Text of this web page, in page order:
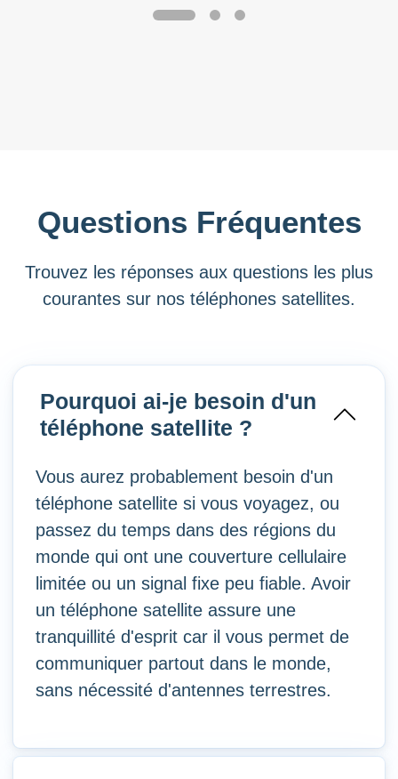
Questions Fréquentes
Trouvez les réponses aux questions les plus
courantes sur nos téléphones satellites.
Pourquoi ai-je besoin d'un
téléphone satellite ?
Vous aurez probablement besoin d'un
téléphone satellite si vous voyagez, ou
passez du temps dans des régions du
monde qui ont une couverture cellulaire
limitée ou un signal fixe peu fiable. Avoir
un téléphone satellite assure une
tranquillité d'esprit car il vous permet de
communiquer partout dans le monde,
sans nécessité d'antennes terrestres.